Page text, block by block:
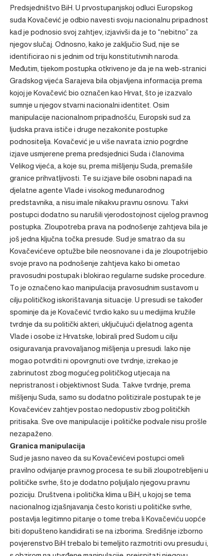
Predsjedništvo BiH. U prvostupanjskoj odluci Europskog
suda Kovačević je odbio navesti svoju nacionalnu pripadnost
kad je podnosio svoj zahtjev, izjavivši da je to “nebitno” za
njegov slučaj. Odnosno, kako je zaključio Sud, nije se
identificirao ni s jednim od triju konstitutivnih naroda.
Međutim, tijekom postupka otkriveno je da je na web-stranici
Gradskog vijeća Sarajeva bila objavljena informacija prema
kojoj je Kovačević bio označen kao Hrvat, što je izazvalo
sumnje u njegov stvarni nacionalni identitet. Osim
manipulacije nacionalnom pripadnošću, Europski sud za
ljudska prava ističe i druge nezakonite postupke
podnositelja. Kovačević je u više navrata iznio pogrdne
izjave usmjerene prema predsjednici Suda i članovima
Velikog vijeća, a koje su, prema mišljenju Suda, premašile
granice prihvatljivosti. Te su izjave bile osobni napadi na
djelatne agente Vlade i visokog međunarodnog
predstavnika, a nisu imale nikakvu pravnu osnovu. Takvi
postupci dodatno su narušili vjerodostojnost cijelog pravnog
postupka. Zloupotreba prava na podnošenje zahtjeva bila je
još jedna ključna točka presude. Sud je smatrao da su
Kovačevićeve optužbe bile neosnovane i da je zloupotrijebio
svoje pravo na podnošenje zahtjeva kako bi ometao
pravosudni postupak i blokirao regularne sudske procedure.
To je označeno kao manipulacija pravosudnim sustavom u
cilju političkog iskorištavanja situacije. U presudi se također
spominje da je Kovačević tvrdio kako su u medijima kružile
tvrdnje da su politički akteri, uključujući djelatnog agenta
Vlade i osobe iz Hrvatske, lobirali pred Sudom u cilju
osiguravanja pravovaljanog mišljenja u presudi. Iako nije
mogao potvrditi ni opovrgnuti ove tvrdnje, izrekao je
zabrinutost zbog mogućeg političkog utjecaja na
nepristranost i objektivnost Suda. Takve tvrdnje, prema
mišljenju Suda, samo su dodatno politizirale postupak te je
Kovačevićev zahtjev postao nedopustiv zbog političkih
pritisaka. Sve ove manipulacije i političke podvale nisu prošle
nezapaženo.
Granica manipulacija
Sud je jasno naveo da su Kovačevićevi postupci omeli
pravilno odvijanje pravnog procesa te su bili zloupotrebljeni u
političke svrhe, što je dodatno poljuljalo njegovu pravnu
poziciju. Društvena i politička klima u BiH, u kojoj se tema
nacionalnog izjašnjavanja često koristi u političke svrhe,
postavlja legitimno pitanje o tome treba li Kovačeviću uopće
biti dopušteno kandidirati se na izborima. Središnje izborno
povjerenstvo BiH trebalo bi temeljito razmotriti ovu presudu i,